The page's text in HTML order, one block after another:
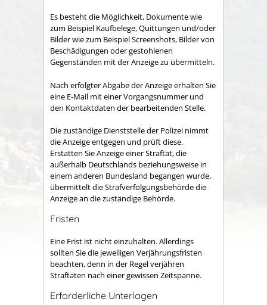
Es besteht die Möglichkeit, Dokumente wie
zum Beispiel Kaufbelege, Quittungen und/oder
Bilder wie zum Beispiel Screenshots, Bilder von
Beschädigungen oder gestohlenen
Gegenständen mit der Anzeige zu übermitteln.
Nach erfolgter Abgabe der Anzeige erhalten Sie
eine E-Mail mit einer Vorgangsnummer und
den Kontaktdaten der bearbeitenden Stelle.
Die zuständige Dienststelle der Polizei nimmt
die Anzeige entgegen und prüft diese.
Erstatten Sie Anzeige einer Straftat, die
außerhalb Deutschlands beziehungsweise in
einem anderen Bundesland begangen wurde,
übermittelt die Strafverfolgungsbehörde die
Anzeige an die zuständige Behörde.
Fristen
Eine Frist ist nicht einzuhalten. Allerdings
sollten Sie die jeweiligen Verjährungsfristen
beachten, denn in der Regel verjähren
Straftaten nach einer gewissen Zeitspanne.
Erforderliche Unterlagen